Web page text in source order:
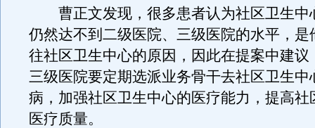
曹正文发现，很多患者认为社区卫生中
仍然达不到二级医院、三级医院的水平，是
往社区卫生中心的原因，因此在提案中建议
三级医院要定期选派业务骨干去社区卫生中
病，加强社区卫生中心的医疗能力，提高社
医疗质量。